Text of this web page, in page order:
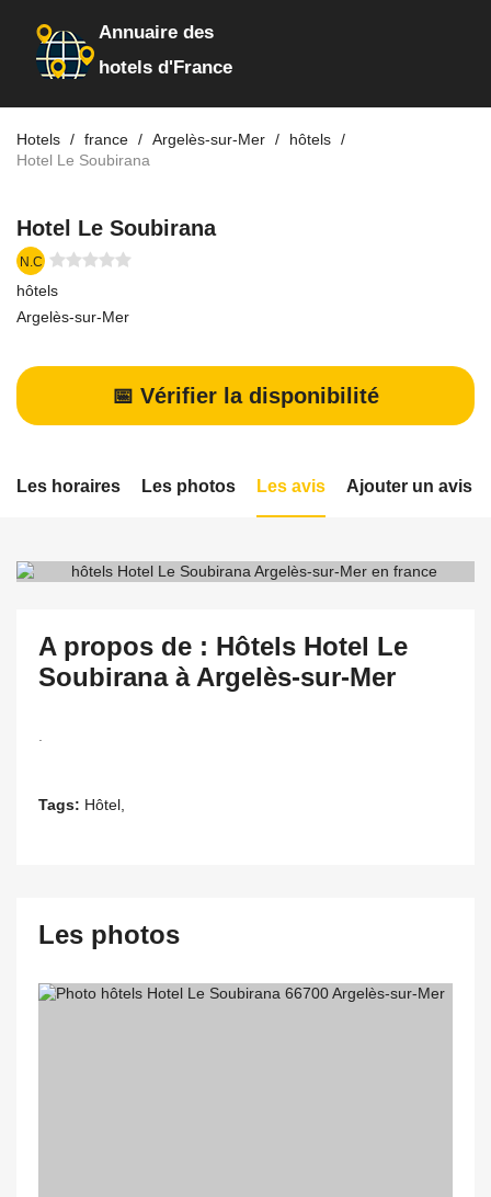
Annuaire des
hotels d'France
Hotels france Argelès-sur-Mer
hôtels
Hotel Le Soubirana
Hotel Le Soubirana
N.C
hôtels
Argelès-sur-Mer
📅 Vérifier la disponibilité
Les horaires Les photos Les avis Ajouter un avis
A propos de : Hôtels Hotel Le
Soubirana à Argelès-sur-Mer
Tags: Hôtel,
Les photos